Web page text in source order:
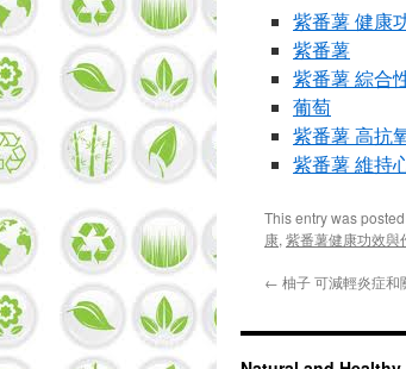
紫番薯 健康
紫番薯
紫番薯 綜合
葡萄
紫番薯 高抗
紫番薯 維持
This entry was
康, 紫番薯健康功效與
← 柚子 可減輕炎症和